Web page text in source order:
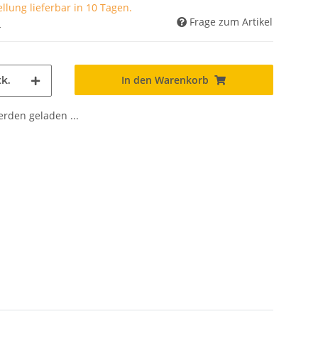
lieferbar in 10 Tagen.
Frage zum Artikel
In den Warenkorb
geladen ...